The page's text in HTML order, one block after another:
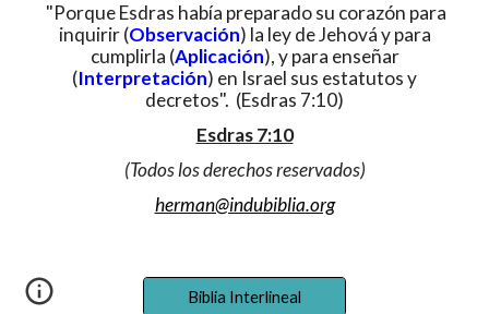
"Porque Esdras había preparado su corazón para
inquirir (Observación) la ley de Jehová y para
cumplirla (Aplicación), y para enseñar
(Interpretación) en Israel sus estatutos y
decretos". (Esdras 7:10)
Esdras 7:10
(Todos los derechos reservados)
herman@indubiblia.org
Biblia Interlineal